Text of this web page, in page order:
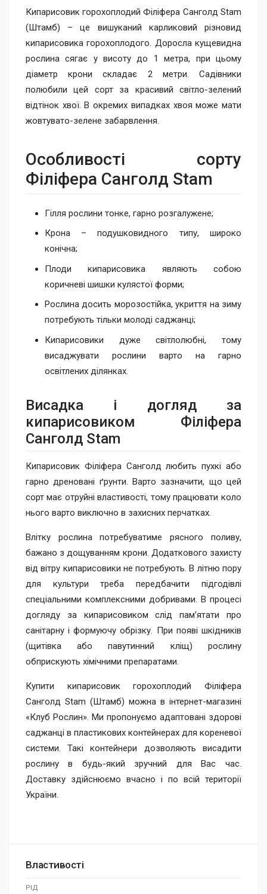
Кипарисовик горохоплодий Філіфера Санголд Stam
(Штамб) – це вишуканий карликовий різновид
кипарисовика горохоплодого. Доросла кущевидна
рослина сягає у висоту до 1 метра, при цьому
діаметр крони складає 2 метри. Садівники
полюбили цей сорт за красивий світло-зелений
відтінок хвої. В окремих випадках хвоя може мати
жовтувато-зелене забарвлення.
Особливості сорту
Філіфера Санголд Stam
Гілля рослини тонке, гарно розгалужене;
Крона – подушковидного типу, широко
конічна;
Плоди кипарисовика являють собою
коричневі шишки кулястої форми;
Рослина досить морозостійка, укриття на зиму
потребують тільки молоді саджанці;
Кипарисовики дуже світлолюбні, тому
висаджувати рослини варто на гарно
освітлених ділянках.
Висадка і догляд за
кипарисовиком Філіфера
Санголд Stam
Кипарисовик Філіфера Санголд любить пухкі або
гарно дреновані ґрунти. Варто зазначити, що цей
сорт має отруйні властивості, тому працювати коло
нього варто виключно в захисних перчатках.
Влітку рослина потребуватиме рясного поливу,
бажано з дощуванням крони. Додаткового захисту
від вітру кипарисовики не потребують. В літню пору
для культури треба передбачити підгодівлі
спеціальними комплексними добривами. В процесі
догляду за кипарисовиком слід пам’ятати про
санітарну і формуючу обрізку. При появі шкідників
(щитівка або павутинний кліщ) рослину
обприскують хімічними препаратами.
Купити кипарисовик горохоплодий Філіфера
Санголд Stam (Штамб) можна в інтернет-магазині
«Клуб Рослин». Ми пропонуємо адаптовані здорові
саджанці в пластикових контейнерах для кореневої
системи. Такі контейнери дозволяють висадити
рослину в будь-який зручний для Вас час.
Доставку здійснюємо вчасно і по всій території
України.
Властивості
РІД